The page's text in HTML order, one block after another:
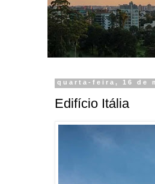
quarta-feira, 16 de
Edifício Itália